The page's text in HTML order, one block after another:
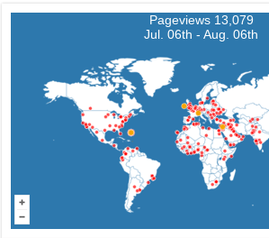
13,079 Pageviews
Jul. 06th - Aug. 06th